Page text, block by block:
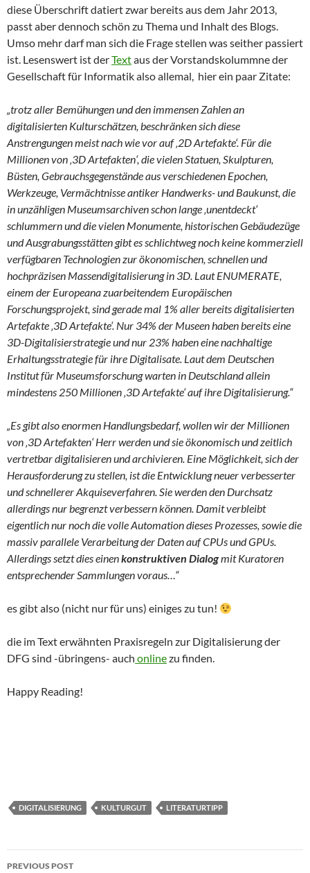
diese Überschrift datiert zwar bereits aus dem Jahr 2013,
passt aber dennoch schön zu Thema und Inhalt des Blogs.
Umso mehr darf man sich die Frage stellen was seither passiert
ist. Lesenswert ist derTextaus der Vorstandskolummne der
Gesellschaft für Informatik also allemal, hier ein paar Zitate:
„trotz aller Bemühungen und den immensen Zahlen an
digitalisierten Kulturschätzen, beschränken sich diese
Anstrengungen meist nach wie vor auf ‚2D Artefakte‘. Für die
Millionen von ‚3D Artefakten‘, die vielen Statuen, Skulpturen,
Büsten, Gebrauchsgegenstände aus verschiedenen Epochen,
Werkzeuge, Vermächtnisse antiker Handwerks- und Baukunst, die
in unzähligen Museumsarchiven schon lange ‚unentdeckt‘
schlummern und die vielen Monumente, historischen Gebäudezüge
und Ausgrabungsstätten gibt es schlichtweg noch keine kommerziell
verfügbaren Technologien zur ökonomischen, schnellen und
hochpräzisen Massendigitalisierung in 3D. Laut ENUMERATE,
einem der Europeana zuarbeitendem Europäischen
Forschungsprojekt, sind gerade mal 1% aller bereits digitalisierten
Artefakte ‚3D Artefakte‘. Nur 34% der Museen haben bereits eine
3D-Digitalisierstrategie und nur 23% haben eine nachhaltige
Erhaltungsstrategie für ihre Digitalisate. Laut dem Deutschen
Institut für Museumsforschung warten in Deutschland allein
mindestens 250 Millionen ‚3D Artefakte‘ auf ihre Digitalisierung.“
„Es gibt also enormen Handlungsbedarf, wollen wir der Millionen
von ‚3D Artefakten‘ Herr werden und sie ökonomisch und zeitlich
vertretbar digitalisieren und archivieren. Eine Möglichkeit, sich der
Herausforderung zu stellen, ist die Entwicklung neuer verbesserter
und schnellerer Akquiseverfahren. Sie werden den Durchsatz
allerdings nur begrenzt verbessern können. Damit verbleibt
eigentlich nur noch die volle Automation dieses Prozesses, sowie die
massiv parallele Verarbeitung der Daten auf CPUs und GPUs.
Allerdings setzt dies einenkonstruktiven Dialogmit Kuratoren
entsprechender Sammlungen voraus…“
es gibt also (nicht nur für uns) einiges zu tun!
die im Text erwähnten Praxisregeln zur Digitalisierung der
DFG sind -übringens- auch onlinezu finden.
Happy Reading!
DIGITALISIERUNG KULTURGUT LITERATURTIPP
Post
PREVIOUS POST